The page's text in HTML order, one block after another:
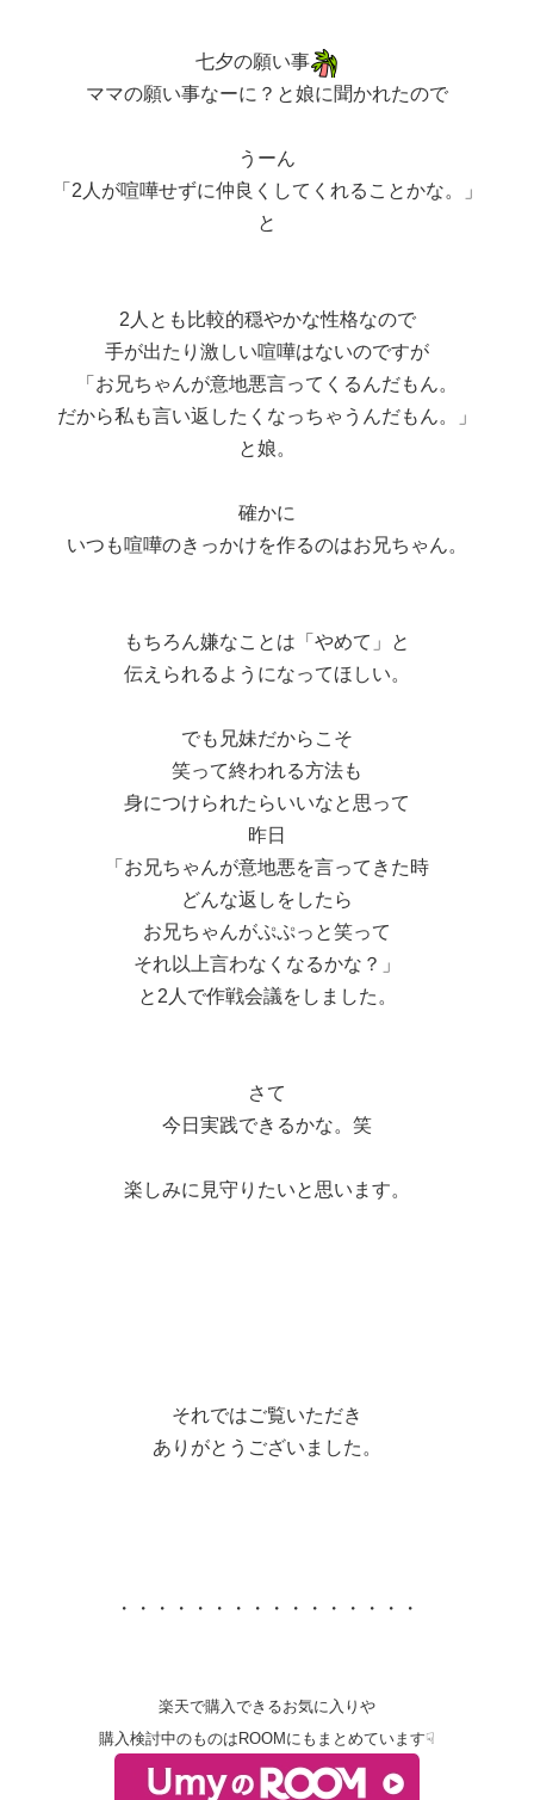
七夕の願い事
ママの願い事なーに？と娘に聞かれたので
うーん
「2人が喧嘩せずに仲良くしてくれることかな。」
と
2人とも比較的穏やかな性格なので
手が出たり激しい喧嘩はないのですが
「お兄ちゃんが意地悪言ってくるんだもん。
だから私も言い返したくなっちゃうんだもん。」
と娘。
確かに
いつも喧嘩のきっかけを作るのはお兄ちゃん。
もちろん嫌なことは「やめて」と
伝えられるようになってほしい。
でも兄妹だからこそ
笑って終われる方法も
身につけられたらいいなと思って
昨日
「お兄ちゃんが意地悪を言ってきた時
どんな返しをしたら
お兄ちゃんがぷぷっと笑って
それ以上言わなくなるかな？」
と2人で作戦会議をしました。
さて
今日実践できるかな。笑
楽しみに見守りたいと思います。
それではご覧いただき
ありがとうございました。
・・・・・・・・・・・・・・・・
楽天で購入できるお気に入りや
購入検討中のものはROOMにもまとめています☟